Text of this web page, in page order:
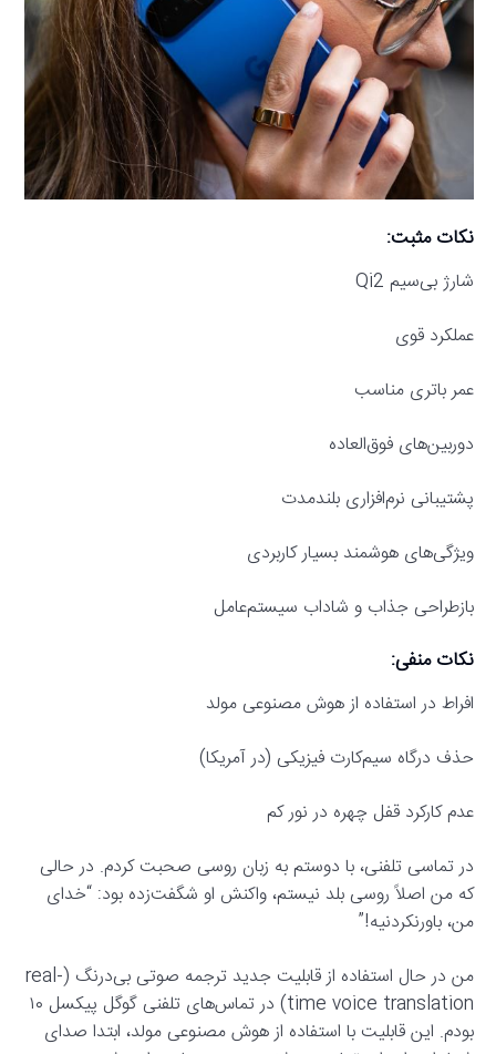
نکات مثبت:
شارژ بی‌سیم Qi2
عملکرد قوی
عمر باتری مناسب
دوربین‌های فوق‌العاده
پشتیبانی نرم‌افزاری بلندمدت
ویژگی‌های هوشمند بسیار کاربردی
بازطراحی جذاب و شاداب سیستم‌عامل
نکات منفی:
افراط در استفاده از هوش مصنوعی مولد
حذف درگاه سیم‌کارت فیزیکی (در آمریکا)
عدم کارکرد قفل چهره در نور کم
در تماسی تلفنی، با دوستم به زبان روسی صحبت کردم. در حالی
که من اصلاً روسی بلد نیستم، واکنش او شگفت‌زده بود: “خدای
من، باورنکردنیه!”
من در حال استفاده از قابلیت جدید ترجمه صوتی بی‌درنگ (real-
time voice translation) در تماس‌های تلفنی گوگل پیکسل ۱۰
بودم. این قابلیت با استفاده از هوش مصنوعی مولد، ابتدا صدای